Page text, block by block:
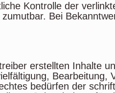
Kontrolle der
Bei
erstellten Inhalte
bedürfen der